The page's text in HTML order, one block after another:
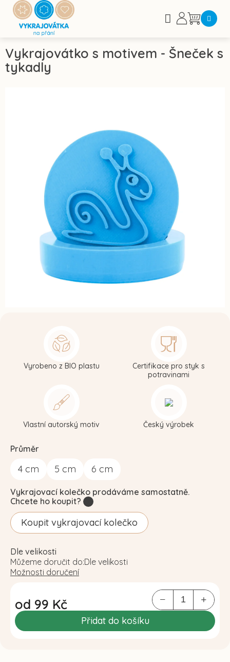
Přejít
obsah
Nákupní
Vykrajovátko s motivem - Šneček s
tykadly
Průměr
4 cm 5 cm 6 cm
od 99 Kč
Měrná
cena:
Přidat do košíku
Vyrobeno z BIO plastu
Certifikace pro styk s
potravinami
Vlastní autorský motiv Český výrobek
Vykrajovací kolečko prodáváme samostatně.
Chcete ho koupit?
Koupit vykrajovací kolečko
Dle velikosti
Můžeme doručit do:Dle velikosti
Možnosti doručení